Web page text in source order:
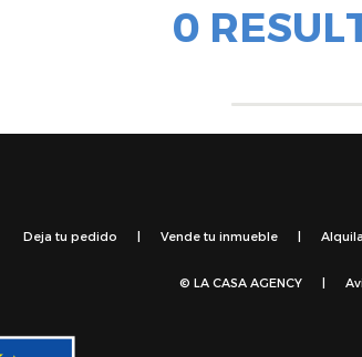
0
Deja tu pedido | Vende tu inmueble |
© LA CASA AGENCY |